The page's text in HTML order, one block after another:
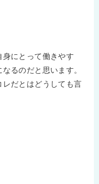
にとって働きやす
るのだと思います。
だとはどうしても言